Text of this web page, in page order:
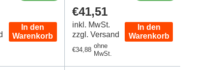
In den
Warenkorb
Regulärer
Preis
€41,51
inkl. MwSt.
zzgl. Versand
Regulärer
€34,88
ohne
MwSt.
In den
Warenkorb